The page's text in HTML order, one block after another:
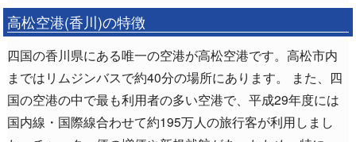
高松空港(香川)の特徴
四国の香川県にある唯一の空港が高松空港です。高松市内
まではリムジンバスで約40分の場所にあります。 また、四
国の空港の中で最も利用者の多い空港で、平成29年度には
国内線・国際線合わせて約195万人の旅行客が利用しまし